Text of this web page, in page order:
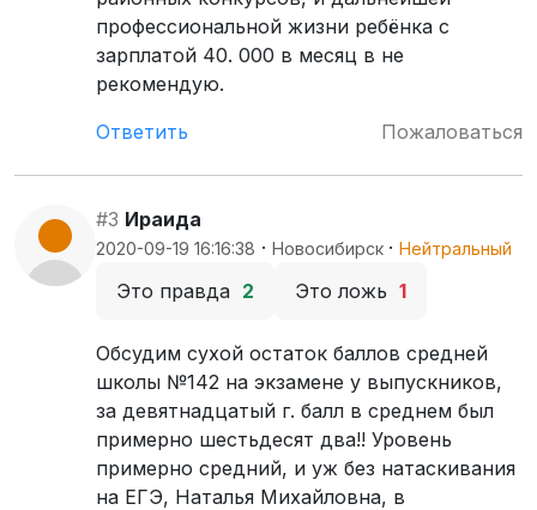
профессиональной жизни ребёнка с
зарплатой 40. 000 в месяц в не
рекомендую.
Ответить
Пожаловаться
#3 Ираида
2020-09-19 16:16:38 · Новосибирск · Нейтральный
Это правда 2 Это ложь 1
Обсудим сухой остаток баллов средней
школы №142 на экзамене у выпускников,
за девятнадцатый г. балл в среднем был
примерно шестьдесят два!! Уровень
примерно средний, и уж без натаскивания
на ЕГЭ, Наталья Михайловна, в